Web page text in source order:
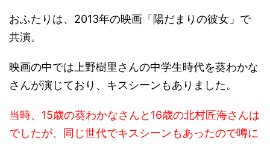
おふたりは、2013年の映画「陽だまりの彼女」で
共演。
映画の中では上野樹里さんの中学生時代を葵わかな
さんが演じており、キスシーンもありました。
当時、15歳の葵わかなさんと16歳の北村匠海さんは
でしたが、同じ世代でキスシーンもあったので噂に